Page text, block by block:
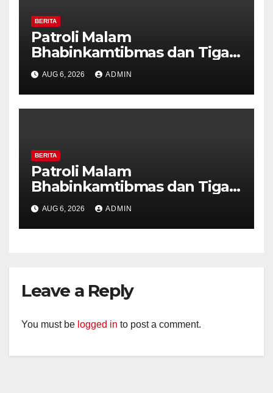
BERITA
Patroli Malam
Bhabinkamtibmas dan Tiga
Pilar Kelurahan Ungaran
Perkuat Kamtibmas, Warga
Diajak Aktifkan Ronda
AUG 6, 2026 ADMIN
BERITA
Patroli Malam
Bhabinkamtibmas dan Tiga
Pilar Kelurahan Ungaran
Perkuat Kamtibmas, Warga
Diajak Aktifkan Ronda
AUG 6, 2026 ADMIN
Leave a Reply
You must be logged in to post a comment.